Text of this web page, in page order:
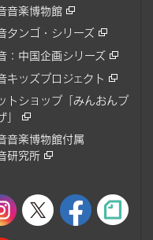
音楽博物館
タンゴ・シリーズ
：中国企画シリーズ
キッズプロジェクト
トショップ「みんおんプ
」
音楽博物館付属
研究所